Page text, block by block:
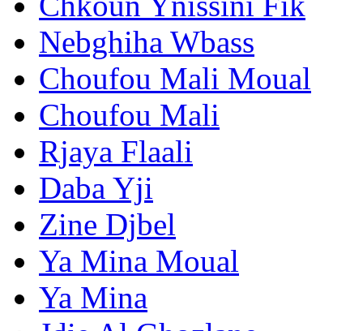
Nebghiha Wbass
Choufou Mali Moual
Choufou Mali
Rjaya Flaali
Daba Yji
Zine Djbel
Ya Mina Moual
Ya Mina